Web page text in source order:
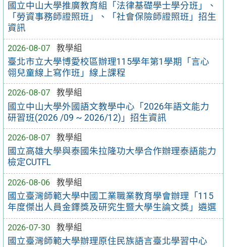
國立中山大學推廣教育組「法律基礎學士學分班」、
「勞資事務師證照班」、「社會保險師證照班」招生
資訊
2026-08-07
教學組
臺北市立大學博愛校區辦理115學年第1學期「言心
翎兒童線上寫作班」線上課程
2026-08-07
教學組
國立中山大學外國語文教學中心「2026年語文能力
研習班(2026 /09 ~ 2026/12)」招生資訊
2026-08-07
教學組
國立高雄大學與泰國朱拉隆功大學合作辦理泰語能力
檢定CUTFL
2026-08-06
教學組
國立臺灣師範大學中國工業職業教育學會辦理「115
年度傑出人員金鐸獎及研究生暨大學生論文獎」遴選
2026-07-30
教學組
國立臺灣師範大學辦理原住民族語言臺北學習中心